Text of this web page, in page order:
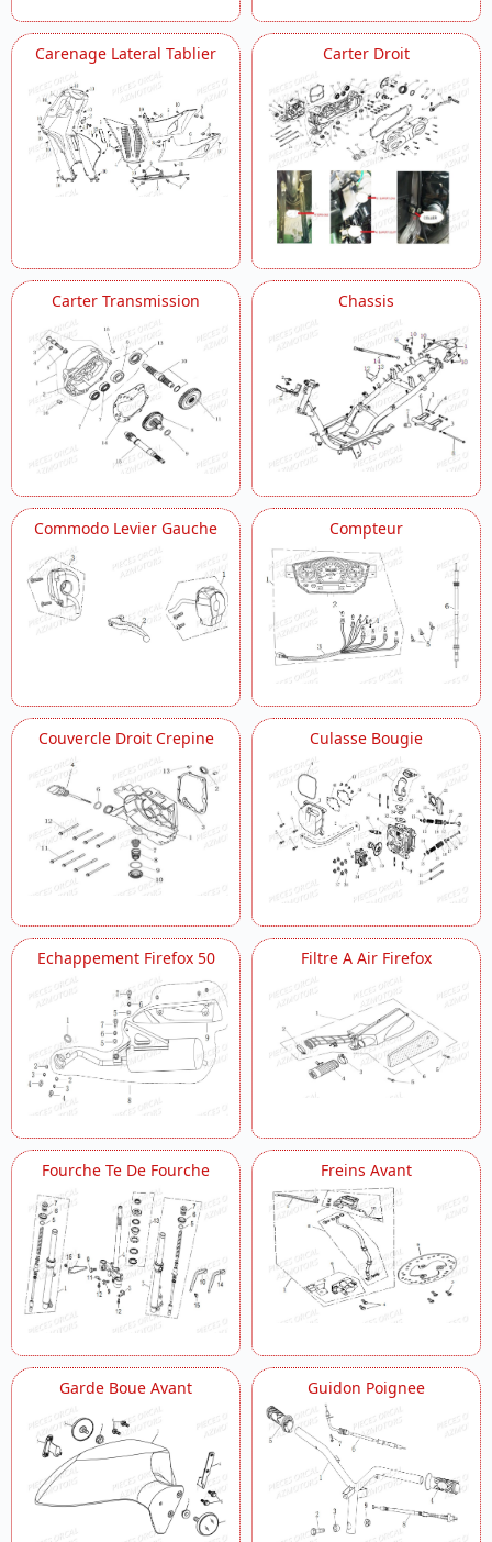
Carenage Lateral Tablier Carter Droit
Carter Transmission Chassis
Commodo Levier Gauche Compteur
Couvercle Droit Crepine Culasse Bougie
Echappement Firefox 50 Filtre A Air Firefox
Fourche Te De Fourche Freins Avant
Garde Boue Avant Guidon Poignee